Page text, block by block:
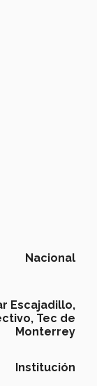
Nacional
Escajadillo,
Tec de
Monterrey
Institución